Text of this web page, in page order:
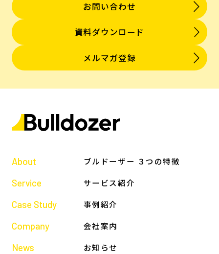
お問い合わせ
資料ダウンロード
メルマガ登録
About ブルドーザー ３つの特徴
Service サービス紹介
Case Study 事例紹介
Company 会社案内
News お知らせ